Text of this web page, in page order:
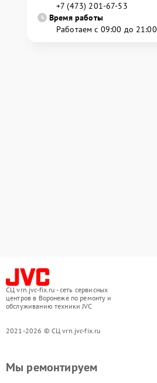
+7 (473) 201-67-53
Время работы
Работаем с 09:00 до 21:00
СЦ vrn.jvc-fix.ru - сеть сервисных
центров в Воронеже по ремонту и
обслуживанию техники JVC
2021-2026 © СЦ vrn.jvc-fix.ru
Мы ремонтируем